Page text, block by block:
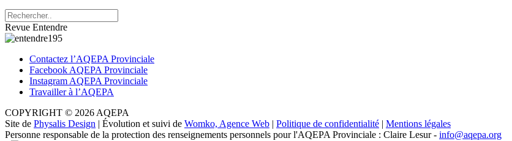
Revue Entendre
Contactez l’AQEPA Provinciale
Facebook AQEPA Provinciale
Instagram AQEPA Provinciale
Travailler à l’AQEPA
COPYRIGHT © 2026 AQEPA
Site de Physalis Design | Évolution et suivi de Womko, Agence Web | Politique de confidentialité | Mentions légales
Personne responsable de la protection des renseignements personnels pour l'AQEPA Provinciale : Claire Lesur - info@aqepa.org